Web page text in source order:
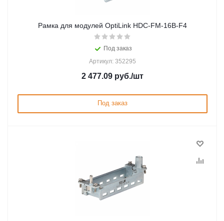
Рамка для модулей OptiLink HDC-FM-16B-F4
Под заказ
Артикул: 352295
2 477.09 руб./шт
Под заказ